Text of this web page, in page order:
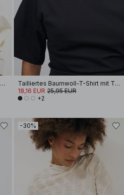
weiches Jersey-Oberteil aus Baumwolle mit weiten Ärmeln
Tailliertes Baumwoll-T-Shirt mit Trichterausschnitt
18,16 EUR 25,95 EUR
+2
-30%